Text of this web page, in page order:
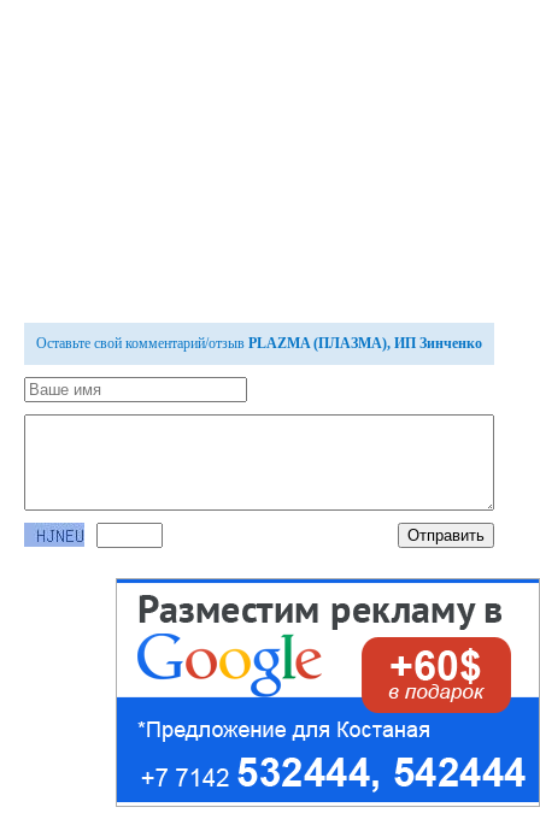
Оставьте свой комментарий/отзыв PLAZMA (ПЛАЗМА), ИП Зинченко